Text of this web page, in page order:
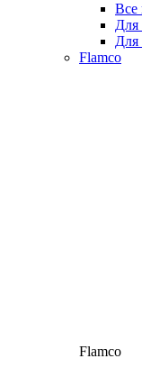
Все
Для
Для
Flamco
Flamco